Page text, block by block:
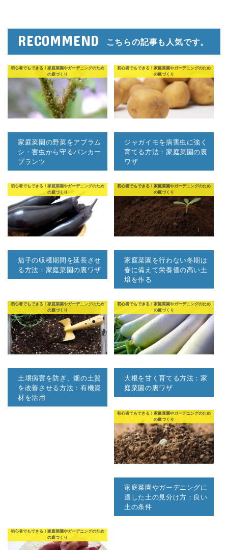
RECOMMEND こちらの記事も人気です。
初心者でもできる！家庭菜園やガーデニングのため
の庭づくり
家庭菜園の野菜をアブラム
シ・害虫から守るバンカー
プランツ
初心者でもできる！家庭菜園やガーデニングのため
の庭づくり
ジャガイモを病害虫に強く
育てる方法：家庭菜園の裏
ワザ
初心者でもできる！家庭菜園やガーデニングのため
の庭づくり
茄子の収穫期間を延長させ
る方法：家庭菜園の裏ワザ
初心者でもできる！家庭菜園やガーデニングのため
の庭づくり
家庭菜園を行わない冬期は
春に備えて栄養価の高い土
壌を作る
初心者でもできる！家庭菜園やガーデニングのため
の庭づくり
土壌病害を防ぎ、畑の土質
を改善させる方法：有機資
材を活用
初心者でもできる！家庭菜園やガーデニングのため
の庭づくり
大根を甘く育てる方法：家
庭菜園の裏ワザ
初心者でもできる！家庭菜園やガーデニングのため
の庭づくり
家庭菜園やガーデニングに
適した土の見分け方：良い
土の条件
初心者でもできる！家庭菜園やガーデニングのため
の庭づくり